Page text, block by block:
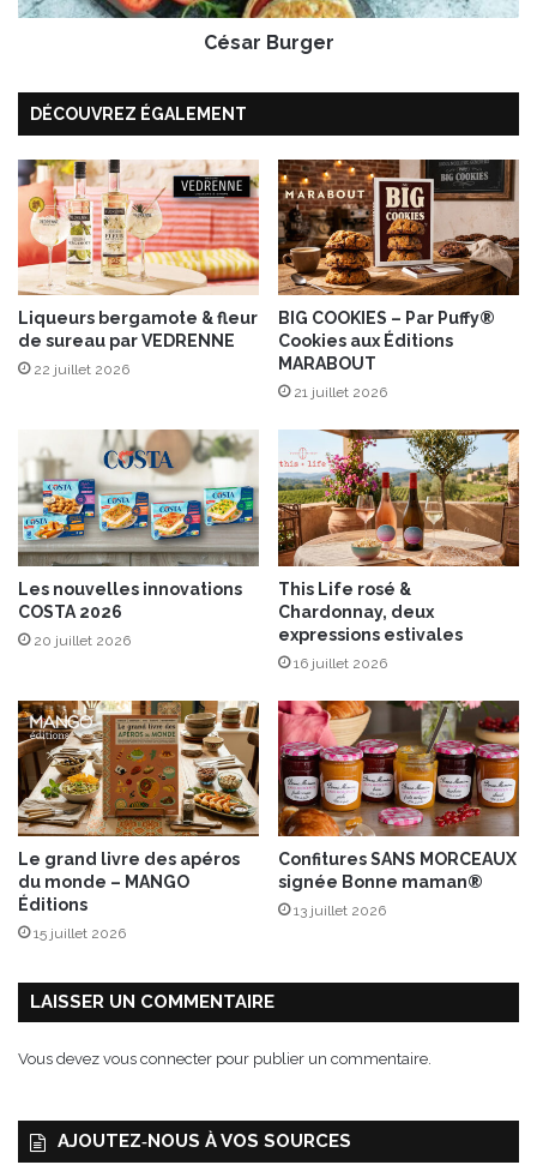
,
m
o
n
d
P
a
r
m
e
e
o
u
n
o
i
r
d
e
s
c
a
n
e
g
César Burger
DÉCOUVREZ ÉGALEMENT
Liqueurs bergamote & fleur
de sureau par VEDRENNE
22 juillet 2026
BIG COOKIES – Par Puffy®
Cookies aux Éditions
MARABOUT
21 juillet 2026
Les nouvelles innovations
COSTA 2026
20 juillet 2026
This Life rosé &
Chardonnay, deux
expressions estivales
16 juillet 2026
Le grand livre des apéros
du monde – MANGO
Éditions
15 juillet 2026
Confitures SANS MORCEAUX
signée Bonne maman®
13 juillet 2026
LAISSER UN COMMENTAIRE
Vous devez vous connecter pour publier un commentaire.
AJOUTEZ‑NOUS À VOS SOURCES